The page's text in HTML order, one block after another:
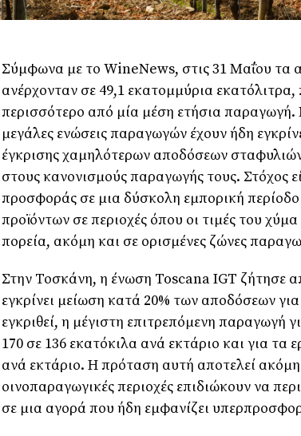
Σύμφωνα με το WineNews, στις 31 Μαΐου τα
ανέρχονταν σε 49,1 εκατομμύρια
περισσότερο από μία μέση ετήσια
μεγάλες ενώσεις παραγωγών έχουν ήδη
έγκρισης χαμηλότερων αποδόσεων
στους κανονισμούς παραγωγής τους. Στόχος
προσφοράς σε μια δύσκολη εμπορική
προϊόντων σε περιοχές όπου οι τιμές του
πορεία, ακόμη και σε ορισμένες ζώνες
Στην Τοσκάνη, η ένωση Toscana IGT ζήτησε
εγκρίνει μείωση κατά 20% των αποδόσεων
εγκριθεί, η μέγιστη επιτρεπόμενη παραγωγή
170 σε 136 εκατόκιλα ανά εκτάριο και για τα
ανά εκτάριο. Η πρόταση αυτή αποτελεί ακόμη
οινοπαραγωγικές περιοχές επιδιώκουν να
σε μια αγορά που ήδη εμφανίζει